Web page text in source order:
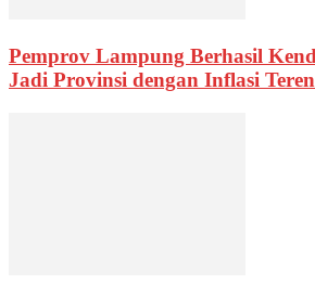
Pemprov Lampung Berhasil
Jadi Provinsi dengan Inflasi